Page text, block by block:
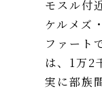
モスル付
ケルメズ
ファート
は、1万2
実に部族